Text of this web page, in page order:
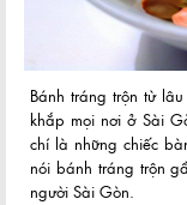
Bánh tráng trộn từ
khắp mọi nơi ở Sài
chí là những chiếc
nói bánh tráng trộn
người Sài Gòn.